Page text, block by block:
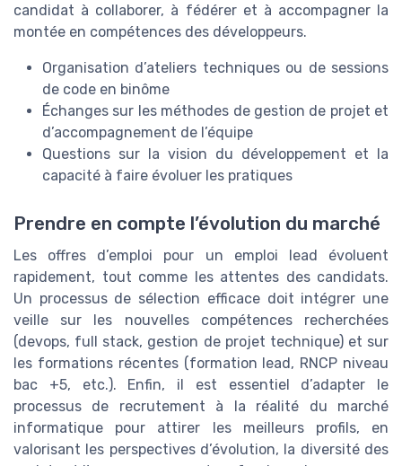
candidat à collaborer, à fédérer et à accompagner la
montée en compétences des développeurs.
Organisation d’ateliers techniques ou de sessions
de code en binôme
Échanges sur les méthodes de gestion de projet et
d’accompagnement de l’équipe
Questions sur la vision du développement et la
capacité à faire évoluer les pratiques
Prendre en compte l’évolution du marché
Les offres d’emploi pour un emploi lead évoluent
rapidement, tout comme les attentes des candidats.
Un processus de sélection efficace doit intégrer une
veille sur les nouvelles compétences recherchées
(devops, full stack, gestion de projet technique) et sur
les formations récentes (formation lead, RNCP niveau
bac +5, etc.). Enfin, il est essentiel d’adapter le
processus de recrutement à la réalité du marché
informatique pour attirer les meilleurs profils, en
valorisant les perspectives d’évolution, la diversité des